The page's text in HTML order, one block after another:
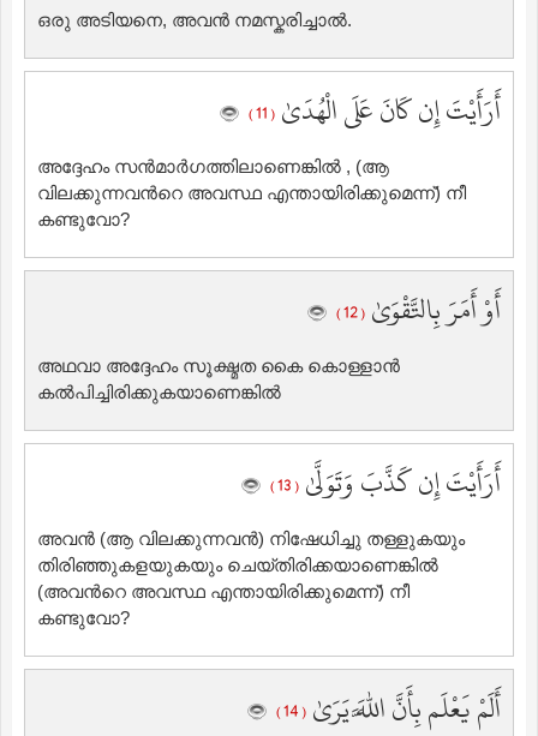
ഒരു അടിയനെ, അവന്‍ നമസ്കരിച്ചാല്‍.
أَرَأَيْتَ إِن كَانَ عَلَى الْهُدَىٰ ( 11 )
അദ്ദേഹം സന്‍മാര്‍ഗത്തിലാണെങ്കില്‍ , (ആ
വിലക്കുന്നവന്‍റെ അവസ്ഥ എന്തായിരിക്കുമെന്ന്‌) നീ
കണ്ടുവോ?
أَوْ أَمَرَ بِالتَّقْوَىٰ ( 12 )
അഥവാ അദ്ദേഹം സൂക്ഷ്മത കൈ കൊള്ളാന്‍
കല്‍പിച്ചിരിക്കുകയാണെങ്കില്‍
أَرَأَيْتَ إِن كَذَّبَ وَتَوَلَّىٰ ( 13 )
അവന്‍ (ആ വിലക്കുന്നവന്‍) നിഷേധിച്ചു തള്ളുകയും
തിരിഞ്ഞുകളയുകയും ചെയ്തിരിക്കയാണെങ്കില്‍
(അവന്‍റെ അവസ്ഥ എന്തായിരിക്കുമെന്ന്‌) നീ
കണ്ടുവോ?
أَلَمْ يَعْلَم بِأَنَّ اللَّهَ يَرَىٰ ( 14 )